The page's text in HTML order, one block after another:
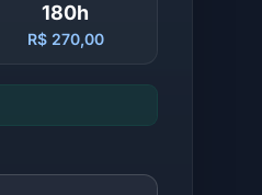
180h
R$ 270,00